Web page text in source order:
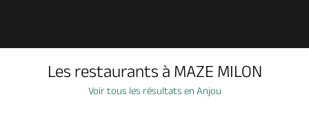
À voir, à faire
Les restaurants à MAZE MILON
Voir tous les résultats en Anjou